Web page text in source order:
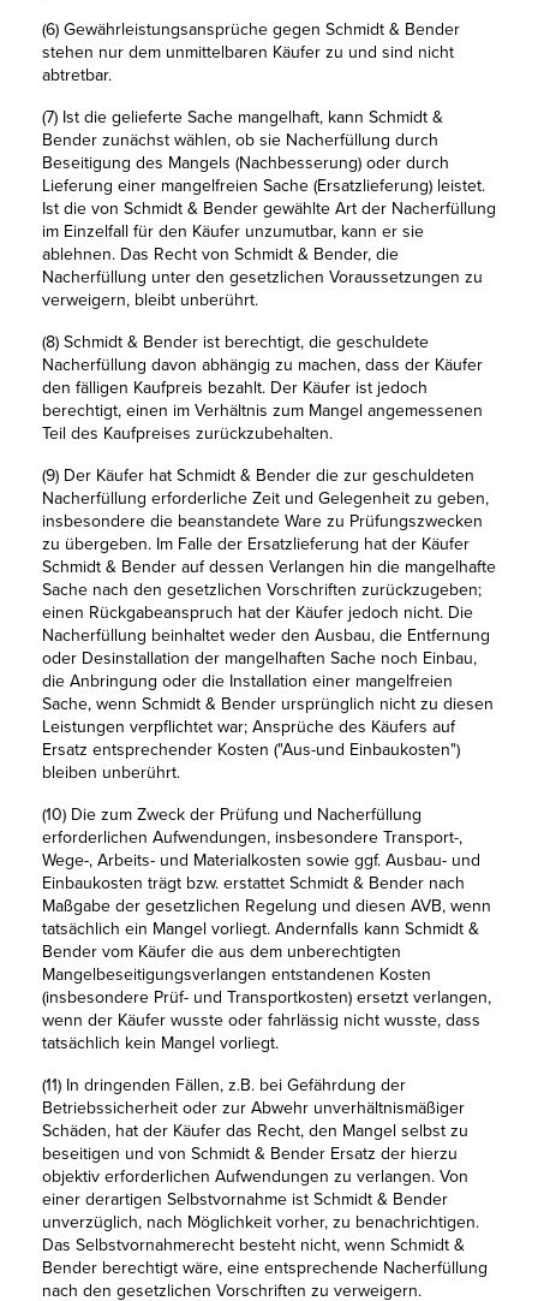
(6) Gewährleistungsansprüche gegen Schmidt & Bender
stehen nur dem unmittelbaren Käufer zu und sind nicht
abtretbar.
(7) Ist die gelieferte Sache mangelhaft, kann Schmidt &
Bender zunächst wählen, ob sie Nacherfüllung durch
Beseitigung des Mangels (Nachbesserung) oder durch
Lieferung einer mangelfreien Sache (Ersatzlieferung) leistet.
Ist die von Schmidt & Bender gewählte Art der Nacherfüllung
im Einzelfall für den Käufer unzumutbar, kann er sie
ablehnen. Das Recht von Schmidt & Bender, die
Nacherfüllung unter den gesetzlichen Voraussetzungen zu
verweigern, bleibt unberührt.
(8) Schmidt & Bender ist berechtigt, die geschuldete
Nacherfüllung davon abhängig zu machen, dass der Käufer
den fälligen Kaufpreis bezahlt. Der Käufer ist jedoch
berechtigt, einen im Verhältnis zum Mangel angemessenen
Teil des Kaufpreises zurückzubehalten.
(9) Der Käufer hat Schmidt & Bender die zur geschuldeten
Nacherfüllung erforderliche Zeit und Gelegenheit zu geben,
insbesondere die beanstandete Ware zu Prüfungszwecken
zu übergeben. Im Falle der Ersatzlieferung hat der Käufer
Schmidt & Bender auf dessen Verlangen hin die mangelhafte
Sache nach den gesetzlichen Vorschriften zurückzugeben;
einen Rückgabeanspruch hat der Käufer jedoch nicht. Die
Nacherfüllung beinhaltet weder den Ausbau, die Entfernung
oder Desinstallation der mangelhaften Sache noch Einbau,
die Anbringung oder die Installation einer mangelfreien
Sache, wenn Schmidt & Bender ursprünglich nicht zu diesen
Leistungen verpflichtet war; Ansprüche des Käufers auf
Ersatz entsprechender Kosten ("Aus-und Einbaukosten")
bleiben unberührt.
(10) Die zum Zweck der Prüfung und Nacherfüllung
erforderlichen Aufwendungen, insbesondere Transport-,
Wege-, Arbeits- und Materialkosten sowie ggf. Ausbau- und
Einbaukosten trägt bzw. erstattet Schmidt & Bender nach
Maßgabe der gesetzlichen Regelung und diesen AVB, wenn
tatsächlich ein Mangel vorliegt. Andernfalls kann Schmidt &
Bender vom Käufer die aus dem unberechtigten
Mangelbeseitigungsverlangen entstandenen Kosten
(insbesondere Prüf- und Transportkosten) ersetzt verlangen,
wenn der Käufer wusste oder fahrlässig nicht wusste, dass
tatsächlich kein Mangel vorliegt.
(11) In dringenden Fällen, z.B. bei Gefährdung der
Betriebssicherheit oder zur Abwehr unverhältnismäßiger
Schäden, hat der Käufer das Recht, den Mangel selbst zu
beseitigen und von Schmidt & Bender Ersatz der hierzu
objektiv erforderlichen Aufwendungen zu verlangen. Von
einer derartigen Selbstvornahme ist Schmidt & Bender
unverzüglich, nach Möglichkeit vorher, zu benachrichtigen.
Das Selbstvornahmerecht besteht nicht, wenn Schmidt &
Bender berechtigt wäre, eine entsprechende Nacherfüllung
nach den gesetzlichen Vorschriften zu verweigern.